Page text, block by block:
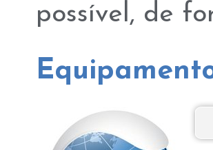
possível, de